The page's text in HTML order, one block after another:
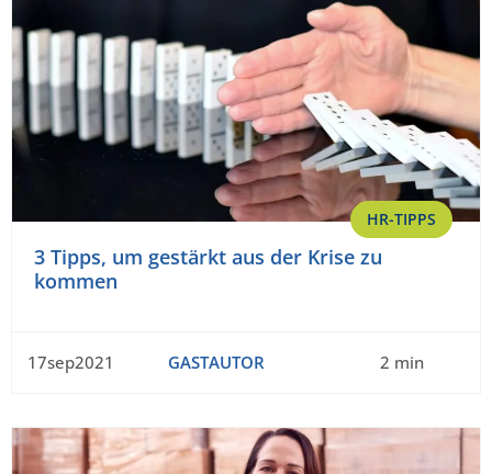
HR-TIPPS
3 Tipps, um gestärkt aus der Krise zu
kommen
17sep2021 GASTAUTOR 2 min